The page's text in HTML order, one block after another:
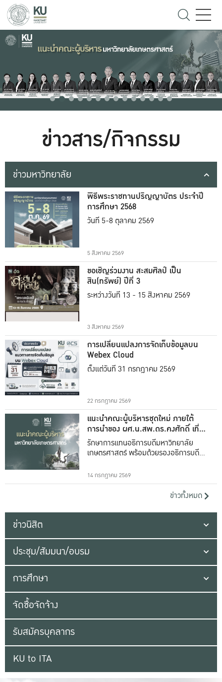
ข่าวสาร/กิจกรรม
ข่าวมหาวิทยาลัย
พิธีพระราชทานปริญญาบัตร ประจำปี
การศึกษา 2568
วันที่ 5-8 ตุลาคม 2569
5 สิงหาคม 2569
ขอเชิญร่วมงาน สะสมศิลป์ เป็น
สิน(ทรัพย์) ปีที่ 3
ระหว่างวันที่ 13 - 15 สิงหาคม 2569
3 สิงหาคม 2569
การเปลี่ยนแปลงการจัดเก็บข้อมูลบน
Webex Cloud
ตั้งแต่วันที่ 31 กรกฎาคม 2569
22 กรกฎาคม 2569
แนะนำคณะผู้บริหารชุดใหม่ ภายใต้
การนำของ ผศ.น.สพ.ดร.คงศักดิ์ เที่ยง
ธรรม
รักษาการแทนอธิการบดีมหาวิทยาลัย
เกษตรศาสตร์ พร้อมด้วยรองอธิการบดีทั้ง
14 กรกฎาคม 2569
ข่าวทั้งหมด
ข่าวนิสิต
ประชุม/สัมมนา/อบรม
การศึกษา
จัดซื้อจัดจ้าง
รับสมัครบุคลากร
KU to ITA